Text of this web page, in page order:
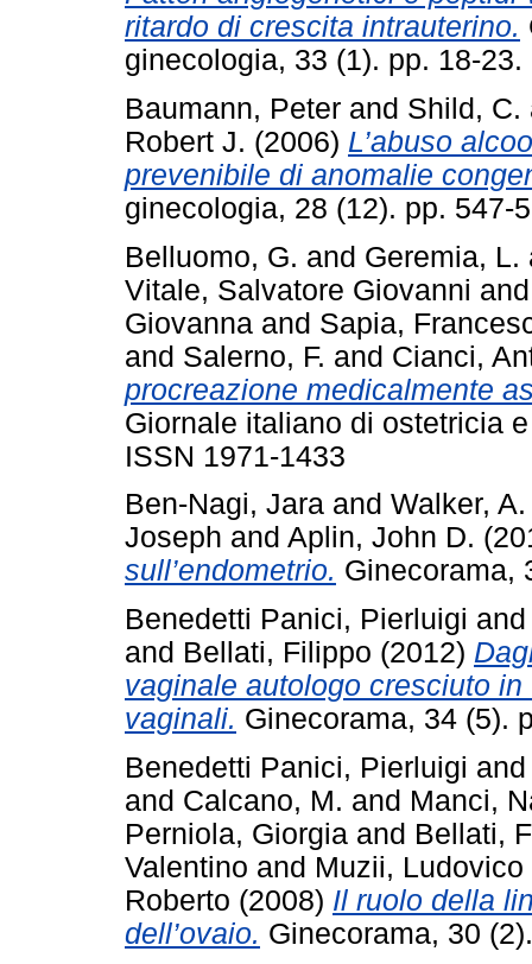
ritardo di crescita intrauterino.
ginecologia, 33 (1). pp. 18-
Baumann, Peter and Shild, C.
Robert J. (2006) L’abuso
prevenibile di anomalie
ginecologia, 28 (12). pp. 547-
Belluomo, G. and Geremia, L.
Vitale, Salvatore Giovanni
Giovanna and Sapia,
and Salerno, F. and Cianci,
procreazione medicalmente
Giornale italiano di ostetricia
ISSN 1971-1433
Ben-Nagi, Jara and Walker, A.
Joseph and Aplin, John D.
sull’endometrio. Ginecorama,
Benedetti Panici, Pierluigi
and Bellati, Filippo (2012)
vaginale autologo cresciuto
vaginali. Ginecorama, 34 (5).
Benedetti Panici, Pierluigi
and Calcano, M. and Manci,
Perniola, Giorgia and Bellati,
Valentino and Muzii, Ludovico
Roberto (2008) Il ruolo della
dell’ovaio. Ginecorama, 30